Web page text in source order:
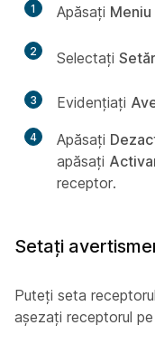
1 Apăsați Meniu
2 Selectați
3 Evidențiați
4 Apăsați
apăsați
receptor.
Setați
Puteți seta
așezați receptorul